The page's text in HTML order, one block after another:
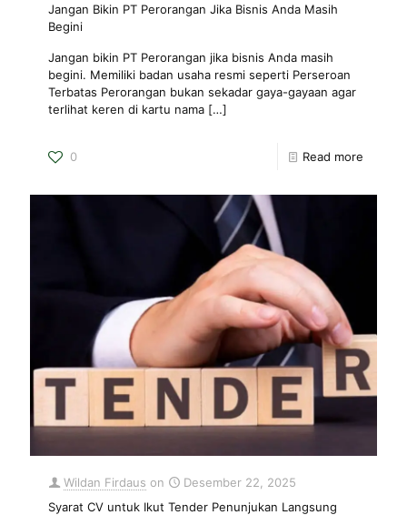
Jangan Bikin PT Perorangan Jika Bisnis Anda Masih
Begini
Jangan bikin PT Perorangan jika bisnis Anda masih
begini. Memiliki badan usaha resmi seperti Perseroan
Terbatas Perorangan bukan sekadar gaya-gayaan agar
terlihat keren di kartu nama […]
0 Read more
Wildan Firdaus on
Desember 22, 2025
Syarat CV untuk Ikut Tender Penunjukan Langsung